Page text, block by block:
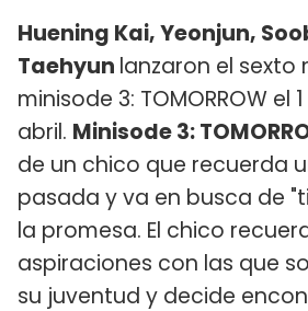
Huening Kai, Yeonjun,
Taehyun lanzaron el sexto
minisode 3: TOMORROW el
abril. Minisode 3:
de un chico que recuerda
pasada y va en busca de
la promesa. El chico
aspiraciones con las que
su juventud y decide